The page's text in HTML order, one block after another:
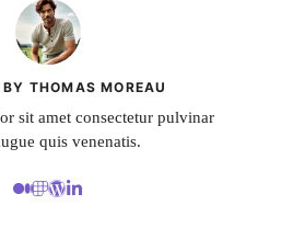
THOMAS MOREAU
sit amet consectetur pulvinar
quis venenatis.